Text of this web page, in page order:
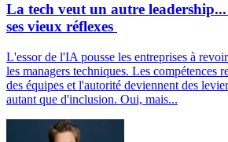
La tech veut un autre
ses vieux réflexes
L'essor de l'IA pousse les entreprises à
les managers techniques. Les compétences
des équipes et l'autorité deviennent des
autant que d'inclusion. Oui, mais...